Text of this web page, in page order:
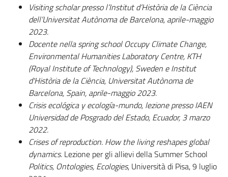
Visiting scholar presso l’Institutd’Història de la Ciència
dell’Universitat Autònoma de Barcelona, aprile-maggio
2023.
Docente nella spring school Occupy Climate Change,
Environmental Humanities Laboratory Centre, KTH
(Royal Institute of Technology), Sweden eInstitut
d'Història de la Ciència, Universitat Autònoma de
Barcelona, Spain, aprile-maggio 2023.
Crisis ecológica yecología-mundo, lezione presso IAEN
Universidad de Posgrado del Estado, Ecuador, 3 marzo
2022.
Crises of reproduction. How the living reshapes global
dynamics. Lezione per gli allievi della Summer School
Politics, Ontologies, Ecologies, Università di Pisa, 9 luglio